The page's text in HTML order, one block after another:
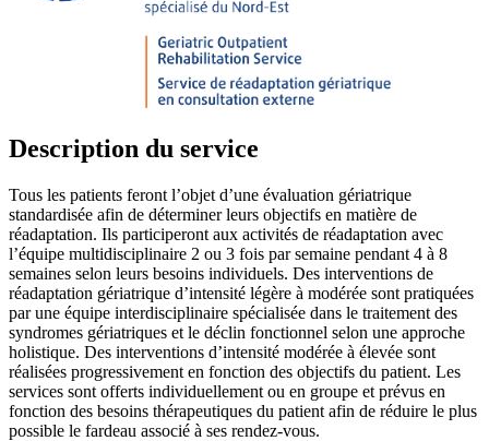
Description du service
Tous les patients feront l’objet d’une évaluation gériatrique
standardisée afin de déterminer leurs objectifs en matière de
réadaptation. Ils participeront aux activités de réadaptation avec
l’équipe multidisciplinaire 2 ou 3 fois par semaine pendant 4 à 8
semaines selon leurs besoins individuels. Des interventions de
réadaptation gériatrique d’intensité légère à modérée sont pratiquées
par une équipe interdisciplinaire spécialisée dans le traitement des
syndromes gériatriques et le déclin fonctionnel selon une approche
holistique. Des interventions d’intensité modérée à élevée sont
réalisées progressivement en fonction des objectifs du patient. Les
services sont offerts individuellement ou en groupe et prévus en
fonction des besoins thérapeutiques du patient afin de réduire le plus
possible le fardeau associé à ses rendez-vous.